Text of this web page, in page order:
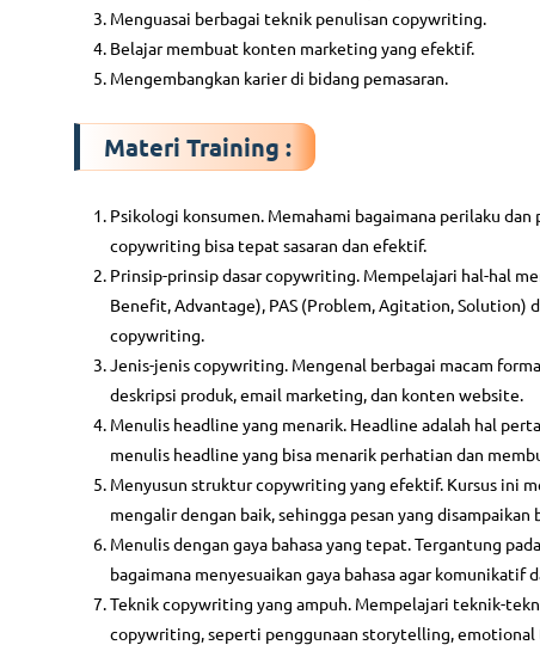
Menguasai berbagai teknik penulisan copywriting.
Belajar membuat konten marketing yang efektif.
Mengembangkan karier di bidang pemasaran.
Materi Training :
Psikologi konsumen. Memahami bagaimana perilaku
copywriting bisa tepat sasaran dan efektif.
Prinsip-prinsip dasar copywriting. Mempelajari hal-hal
Benefit, Advantage), PAS (Problem, Agitation, Solution)
copywriting.
Jenis-jenis copywriting. Mengenal berbagai macam
deskripsi produk, email marketing, dan konten website.
Menulis headline yang menarik. Headline adalah hal
menulis headline yang bisa menarik perhatian dan
Menyusun struktur copywriting yang efektif. Kursus ini
mengalir dengan baik, sehingga pesan yang disampaikan
Menulis dengan gaya bahasa yang tepat. Tergantung
bagaimana menyesuaikan gaya bahasa agar komunikatif
Teknik copywriting yang ampuh. Mempelajari teknik-
copywriting, seperti penggunaan storytelling, emotional